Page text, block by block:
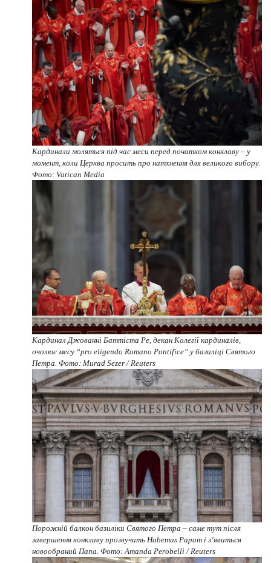
Кардинали моляться під час меси перед початком конклаву – у
момент, коли Церква просить про натхнення для великого вибору.
Фото: Vatican Media
Кардинал Джованні Баттіста Ре, декан Колегії кардиналів,
очолює месу “pro eligendo Romano Pontifice” у базиліці Святого
Петра. Фото: Murad Sezer / Reuters
Порожній балкон базиліки Святого Петра – саме тут після
завершення конклаву прозвучить Habemus Papam і з’явиться
новообраний Папа. Фото: Amanda Perobelli / Reuters